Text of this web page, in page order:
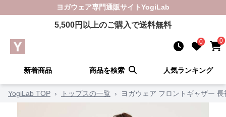
ヨガウェア専門通販サイトYogiLab
5,500円以上のご購入で送料無料
0 0
新着商品 商品を検索 人気ランキング
YogiLab TOP › トップスの一覧 › ヨガウェア フロントギャザー